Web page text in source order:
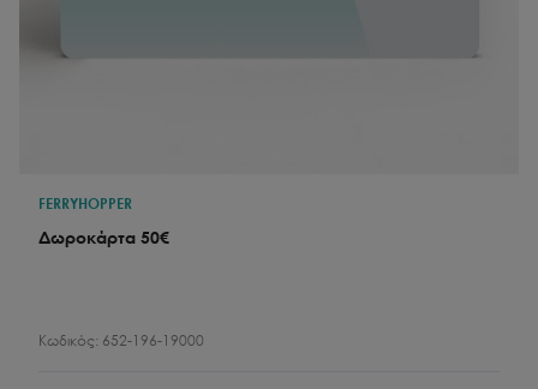
FERRYHOPPER
Δωροκάρτα 50€
Κωδικός: 652-196-19000